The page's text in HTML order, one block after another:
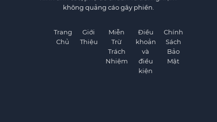
không quảng cáo gây phiền.
Trang
Chủ
Giới
Thiệu
Miễn
Trừ
Trách
Nhiệm
Điều
khoản
và
điều
kiện
Chính
Sách
Bảo
Mật